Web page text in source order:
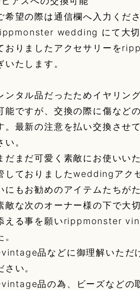
希望の際は通信欄へ入力くだ
wedding にて大切
おりましたアクセサリーを
いたします。
ンタル品だったためイヤリン
能ですが、交換の際に傷など
。最新の注意を払い交換させ
い。
だまだ可愛く素敵にお使いい
しておりましたweddingアク
にもお勧めのアイテムたちが
敵な次のオーナー様の下で大
える事を願いrippmonster
。
品などに御理解いただ
さい。
品の為、ビーズなどの